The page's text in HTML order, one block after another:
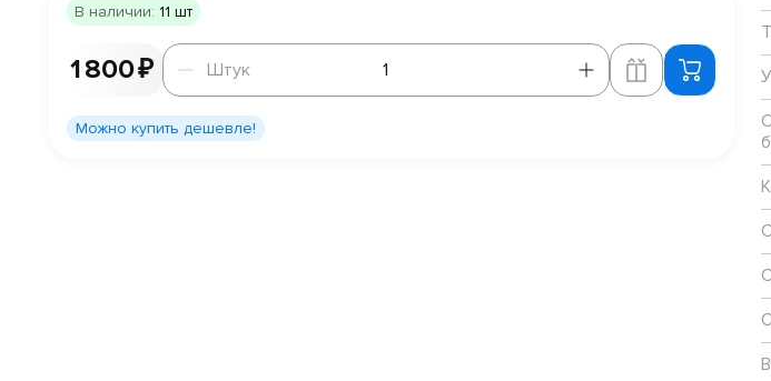
В наличии: 11 шт
1 800 ₽
Штук
Штук
Можно купить дешевле!